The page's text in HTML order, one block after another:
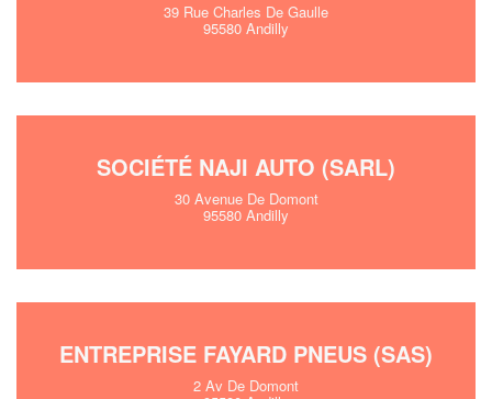
39 Rue Charles De Gaulle
95580 Andilly
SOCIÉTÉ NAJI AUTO (SARL)
30 Avenue De Domont
95580 Andilly
ENTREPRISE FAYARD PNEUS (SAS)
2 Av De Domont